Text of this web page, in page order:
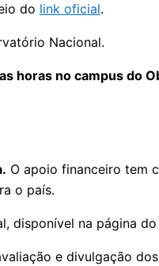
do link oficial.
Nacional.
horas no campus do
O apoio financeiro tem
o país.
disponível na página
e divulgação